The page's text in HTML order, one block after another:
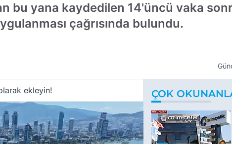
bu yana kaydedilen 14'üncü vaka
çağrısında bulundu.
ekleyin! ÇOK